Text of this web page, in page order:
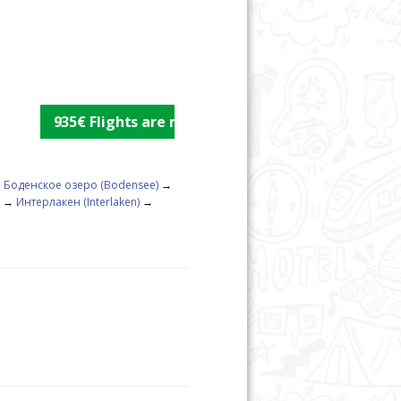
935€ Flights are not included
Боденское озеро (Bodensee)→
→ Интерлакен (Interlaken)→